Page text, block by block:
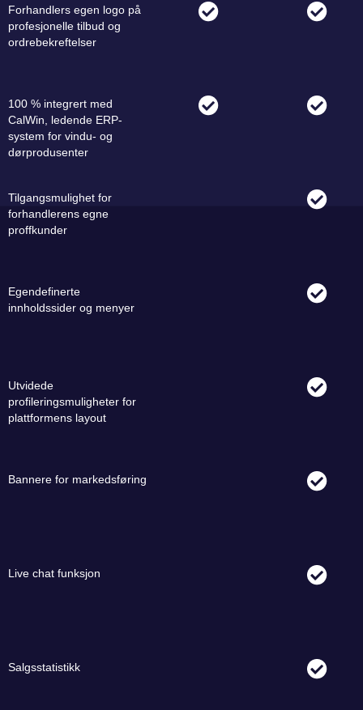
Forhandlers egen logo på
profesjonelle tilbud og
ordrebekreftelser
100 % integrert med
CalWin, ledende ERP-
system for vindu- og
dørprodusenter
Tilgangsmulighet for
forhandlerens egne
proffkunder
Egendefinerte
innholdssider og menyer
Utvidede
profileringsmuligheter for
plattformens layout
Bannere for markedsføring
Live chat funksjon
Salgsstatistikk